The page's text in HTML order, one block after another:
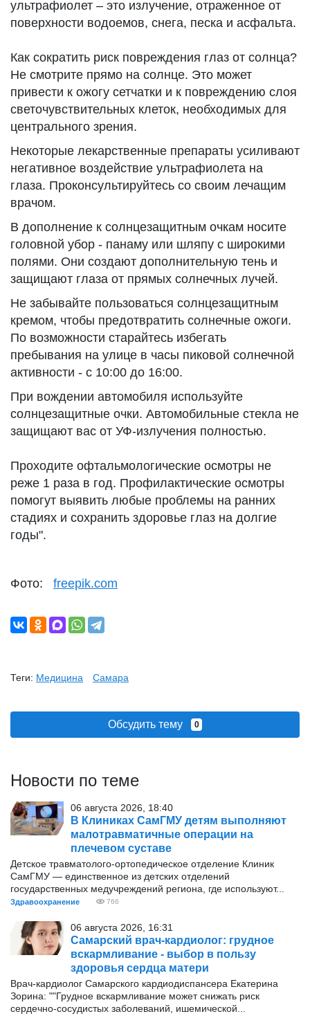
ультрафиолет – это излучение, отраженное от
поверхности водоемов, снега, песка и асфальта.
Как сократить риск повреждения глаз от солнца?
Не смотрите прямо на солнце. Это может
привести к ожогу сетчатки и к повреждению слоя
светочувствительных клеток, необходимых для
центрального зрения.
Некоторые лекарственные препараты усиливают
негативное воздействие ультрафиолета на
глаза. Проконсультируйтесь со своим лечащим
врачом.
В дополнение к солнцезащитным очкам носите
головной убор - панаму или шляпу с широкими
полями. Они создают дополнительную тень и
защищают глаза от прямых солнечных лучей.
Не забывайте пользоваться солнцезащитным
кремом, чтобы предотвратить солнечные ожоги.
По возможности старайтесь избегать
пребывания на улице в часы пиковой солнечной
активности - с 10:00 до 16:00.
При вождении автомобиля используйте
солнцезащитные очки. Автомобильные стекла не
защищают вас от УФ-излучения полностью.
Проходите офтальмологические осмотры не
реже 1 раза в год. Профилактические осмотры
помогут выявить любые проблемы на ранних
стадиях и сохранить здоровье глаз на долгие
годы".
Фото: freepik.com
Теги: Медицина Самара
Обсудить тему 0
Новости по теме
06 августа 2026, 18:40
В Клиниках СамГМУ детям выполняют
малотравматичные операции на
плечевом суставе
Детское травматолого-ортопедическое отделение Клиник
СамГМУ — единственное из детских отделений
государственных медучреждений региона, где используют...
Здравоохранение 766
06 августа 2026, 16:31
Самарский врач-кардиолог: грудное
вскармливание - выбор в пользу
здоровья сердца матери
Врач-кардиолог Самарского кардиодиспансера Екатерина
Зорина: ""Грудное вскармливание может снижать риск
сердечно-сосудистых заболеваний, ишемической...